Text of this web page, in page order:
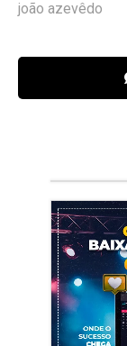
joão azevêdo